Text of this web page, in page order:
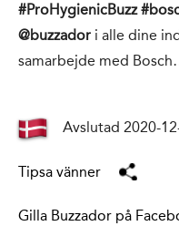
#ProHygienicBuzz
@buzzador i alle dine
samarbejde med
Avslutad 2020-
Tipsa vänner
Gilla Buzzador på